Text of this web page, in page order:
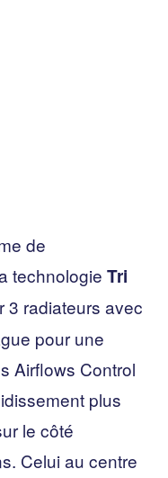
de
technologie Tri
3 radiateurs avec
pour une
Airflows Control
plus
le côté
Celui au centre